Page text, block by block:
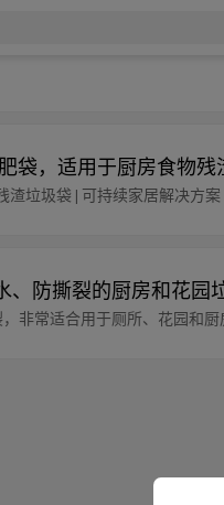
袋，适用于厨房食
渣垃圾袋 | 可持续家居解决方案
、防撕裂的厨房和花园
非常适合用于厕所、花园和厨